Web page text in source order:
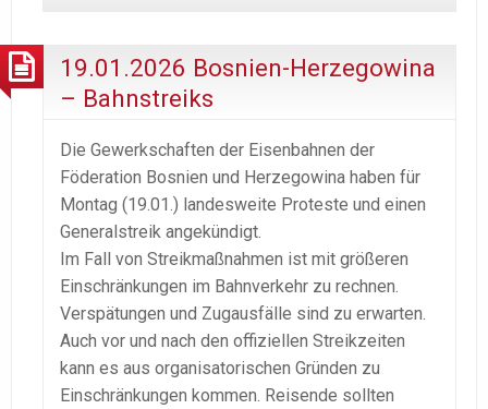
19.01.2026 Bosnien-Herzegowina
– Bahnstreiks
Die Gewerkschaften der Eisenbahnen der
Föderation Bosnien und Herzegowina haben für
Montag (19.01.) landesweite Proteste und einen
Generalstreik angekündigt.
Im Fall von Streikmaßnahmen ist mit größeren
Einschränkungen im Bahnverkehr zu rechnen.
Verspätungen und Zugausfälle sind zu erwarten.
Auch vor und nach den offiziellen Streikzeiten
kann es aus organisatorischen Gründen zu
Einschränkungen kommen. Reisende sollten